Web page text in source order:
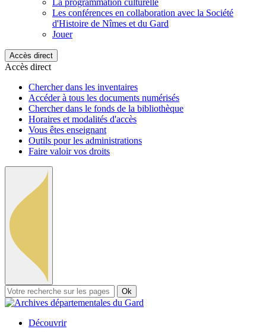
La programmation culturelle
Les conférences en collaboration avec la Société
d'Histoire de Nîmes et du Gard
Jouer
Accès direct
Accès direct
Chercher dans les inventaires
Accéder à tous les documents numérisés
Chercher dans le fonds de la bibliothèque
Horaires et modalités d'accès
Vous êtes enseignant
Outils pour les administrations
Faire valoir vos droits
Ok
Découvrir